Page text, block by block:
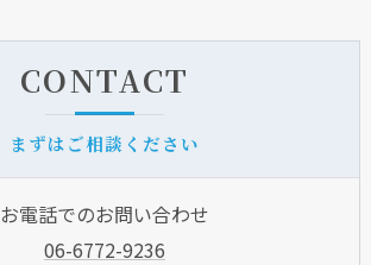
CONTACT
まずはご相談ください
お電話でのお問い合わせ
06-6772-9236